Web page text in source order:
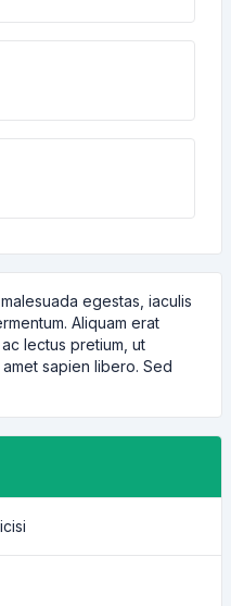
egestas, iaculis
Aliquam erat
lectus pretium, ut
sapien libero. Sed